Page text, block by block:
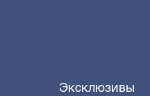
Эксклюзивы